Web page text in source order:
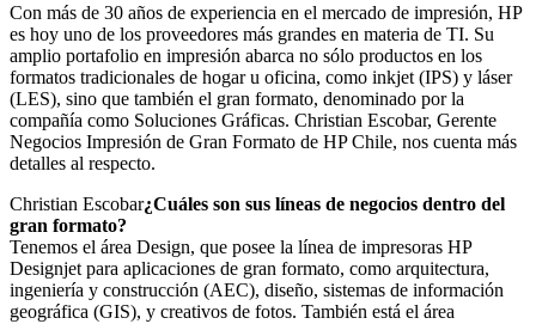
Con más de 30 años de experiencia en el mercado de impresión, HP
es hoy uno de los proveedores más grandes en materia de TI. Su
amplio portafolio en impresión abarca no sólo productos en los
formatos tradicionales de hogar u oficina, como inkjet (IPS) y láser
(LES), sino que también el gran formato, denominado por la
compañía como Soluciones Gráficas. Christian Escobar, Gerente
Negocios Impresión de Gran Formato de HP Chile, nos cuenta más
detalles al respecto.
Christian Escobar¿Cuáles son sus líneas de negocios dentro del
gran formato?
Tenemos el área Design, que posee la línea de impresoras HP
Designjet para aplicaciones de gran formato, como arquitectura,
ingeniería y construcción (AEC), diseño, sistemas de información
geográfica (GIS), y creativos de fotos. También está el área